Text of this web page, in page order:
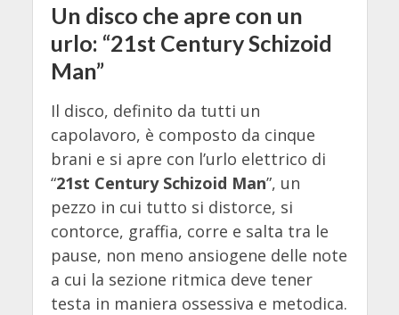
Un disco che apre con un
urlo: “21st Century Schizoid
Man”
Il disco, definito da tutti un
capolavoro, è composto da cinque
brani e si apre con l’urlo elettrico di
“21st Century Schizoid Man”, un
pezzo in cui tutto si distorce, si
contorce, graffia, corre e salta tra le
pause, non meno ansiogene delle note
a cui la sezione ritmica deve tener
testa in maniera ossessiva e metodica.